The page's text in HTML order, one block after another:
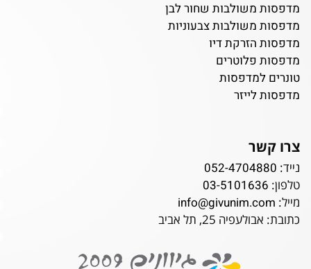
מדפסות משולבות שחור לבן
מדפסות משולבות צבעוניות
מדפסות הזרקת דיו
מדפסות פלוטרים
טונרים למדפסות
מדפסות לייזר
צרו קשר
נייד: 052-4704880
טלפון: 03-5101636
מייל: info@givunim.com
כתובת: אבולעפיה 25, תל אביב